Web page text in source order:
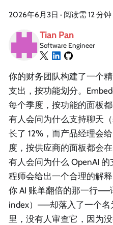
2026年6月3日 · 阅读需 12 分钟
Tian Pan
Software Engineer
你的财务团队构建了一个
支出，按功能划分。
每个季度，按功能的面板
有人会问为什么支持聊天
长了 12%，而产品经理会
度，按供应商的面板都会
有人会问为什么 OpenAI
程师会给出一个合理的解
你 AI 账单翻倍的那一行——
index）——却落入了一个名
里，没有人审查它，因为没